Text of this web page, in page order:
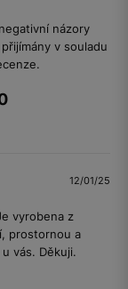
názory
v souladu
12/01/25
vyrobena z
prostornou a
vás. Děkuji.